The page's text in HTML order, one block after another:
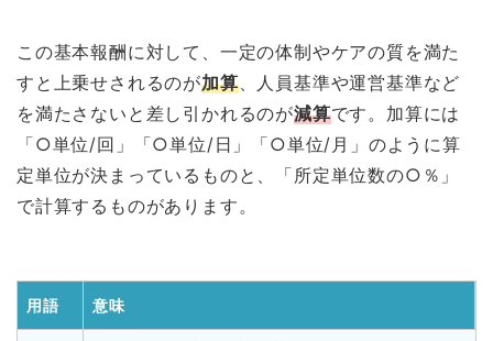
この基本報酬に対して、一定の体制やケアの質を満た
すと上乗せされるのが加算、人員基準や運営基準など
を満たさないと差し引かれるのが減算です。加算には
「○単位/回」「○単位/日」「○単位/月」のように算
定単位が決まっているものと、「所定単位数の○％」
で計算するものがあります。
用語 意味